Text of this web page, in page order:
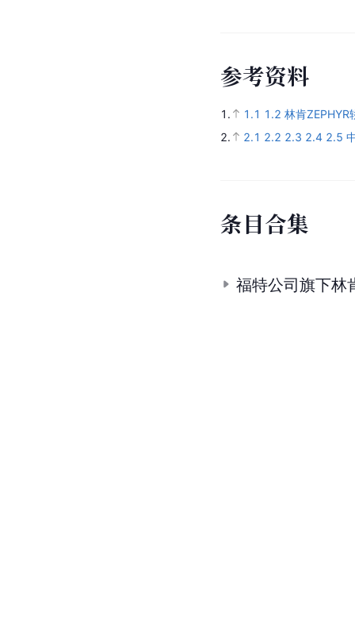
参考资料
1. 1.1 1.2 林肯
2.
2.1 2.2 2.3 2.4 2.5
条目合集
福特公司旗下林